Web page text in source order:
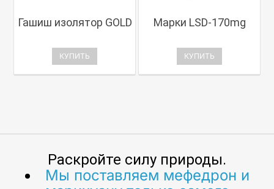
Гашиш изолятор GOLD
КУПИТЬ
Марки LSD-170mg
КУПИТЬ
Раскройте силу природы.
Мы поставляем мефедрон и